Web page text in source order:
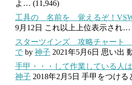
よ… (11,946)
工具の 名前を 覚えるぞ！
9月12日 これ以上上位表示され…
スターツインズ 攻略チャート
で by 神子 2021年5月6日 思い出
手甲・・・して作業している人
神子 2018年2月5日 手甲をつけ